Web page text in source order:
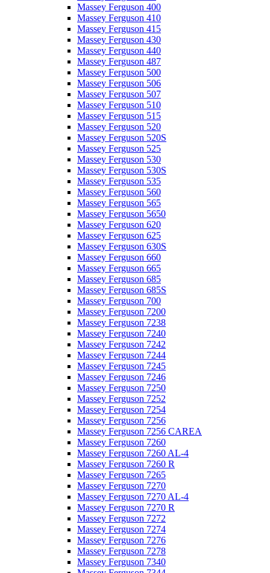
Massey Ferguson 400
Massey Ferguson 410
Massey Ferguson 415
Massey Ferguson 430
Massey Ferguson 440
Massey Ferguson 487
Massey Ferguson 500
Massey Ferguson 506
Massey Ferguson 507
Massey Ferguson 510
Massey Ferguson 515
Massey Ferguson 520
Massey Ferguson 520S
Massey Ferguson 525
Massey Ferguson 530
Massey Ferguson 530S
Massey Ferguson 535
Massey Ferguson 560
Massey Ferguson 565
Massey Ferguson 5650
Massey Ferguson 620
Massey Ferguson 625
Massey Ferguson 630S
Massey Ferguson 660
Massey Ferguson 665
Massey Ferguson 685
Massey Ferguson 685S
Massey Ferguson 700
Massey Ferguson 7200
Massey Ferguson 7238
Massey Ferguson 7240
Massey Ferguson 7242
Massey Ferguson 7244
Massey Ferguson 7245
Massey Ferguson 7246
Massey Ferguson 7250
Massey Ferguson 7252
Massey Ferguson 7254
Massey Ferguson 7256
Massey Ferguson 7256 CAREA
Massey Ferguson 7260
Massey Ferguson 7260 AL-4
Massey Ferguson 7260 R
Massey Ferguson 7265
Massey Ferguson 7270
Massey Ferguson 7270 AL-4
Massey Ferguson 7270 R
Massey Ferguson 7272
Massey Ferguson 7274
Massey Ferguson 7276
Massey Ferguson 7278
Massey Ferguson 7340